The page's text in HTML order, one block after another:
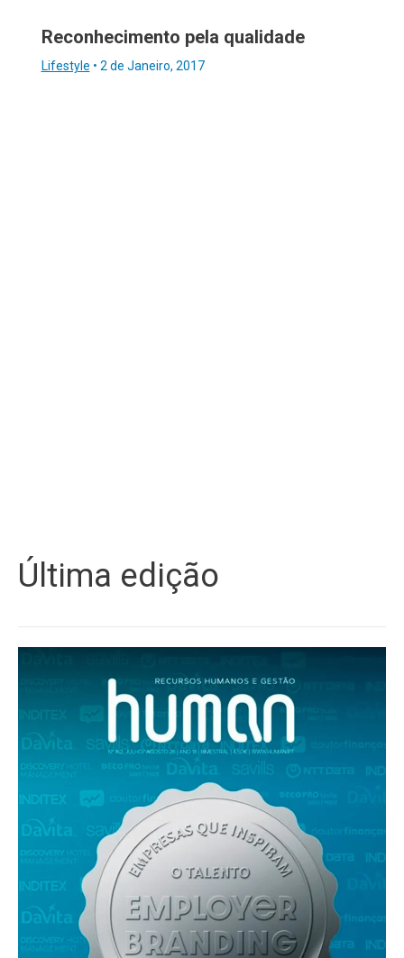
Reconhecimento pela qualidade
Lifestyle • 2 de Janeiro, 2017
Última edição